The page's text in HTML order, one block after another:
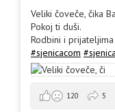
Veliki čoveče, čika
Pokoj ti duši.
Rodbini i
#sjenicacom #sjenica
120 5